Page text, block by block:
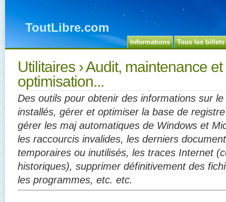
ToutLibre.com
Informations Tous les billets
Utilitaires › Audit, maintenance
optimisation...
Des outils pour obtenir des informations sur
installés, gérer et optimiser la base de
gérer les maj automatiques de Windows et
les raccourcis invalides, les derniers
temporaires ou inutilisés, les traces Internet
historiques), supprimer définitivement des
les programmes, etc. etc.